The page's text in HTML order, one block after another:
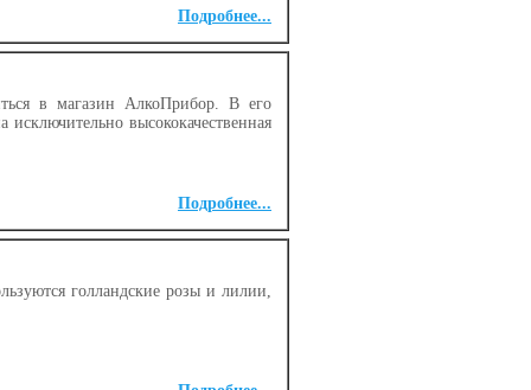
Подробнее...
в магазин АлкоПрибор. В его
исключительно высококачественная
Подробнее...
голландские розы и лилии,